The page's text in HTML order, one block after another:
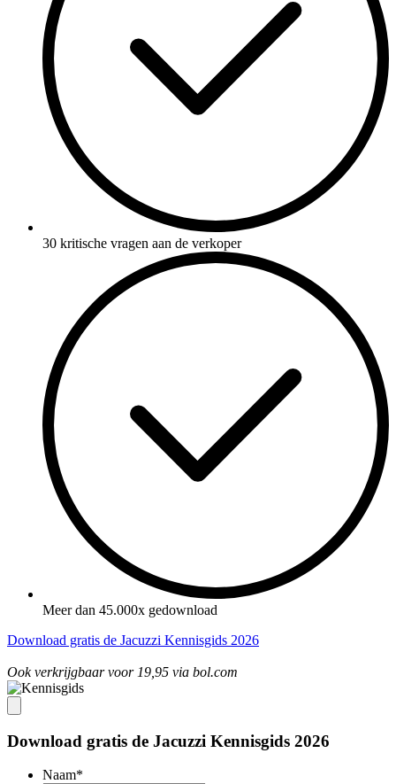
30 kritische vragen aan de verkoper
Meer dan 45.000x gedownload
Download gratis de Jacuzzi Kennisgids 2026
Ook verkrijgbaar voor 19,95 via bol.com
Download gratis de Jacuzzi Kennisgids 2026
Naam*